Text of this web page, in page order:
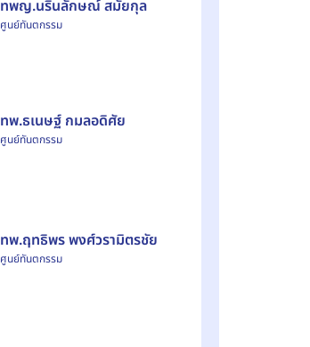
ทพญ.นรินลักษณ์ สมัยกุล
ศูนย์ทันตกรรม
ทพ.ธเนษฐ์ กมลอดิศัย
ศูนย์ทันตกรรม
ทพ.ฤทธิพร พงศ์วรามิตรชัย
ศูนย์ทันตกรรม